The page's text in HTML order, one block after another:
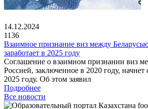
14.12.2024
1136
Взаимное признание виз между
заработает в 2025 году
Соглашение о взаимном признании виз
Россией, заключенное в 2020 году,
2025 году. Об этом заявил
Подробнее
Все новости